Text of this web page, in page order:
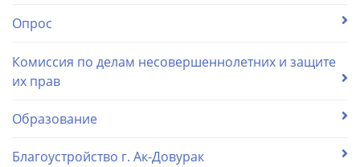
Опрос
Комиссия по делам несовершеннолетних и защите
их прав
Образование
Благоустройство г. Ак-Довурак